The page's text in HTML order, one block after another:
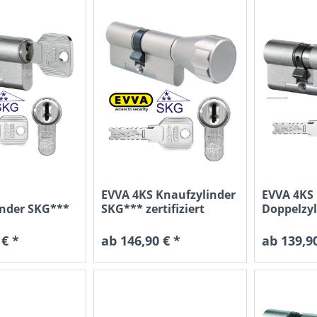
Variationsmöglichkeiten für Zylinderschließanlagen.
2, Verschlusssicherheitstklasse 6
SKG***
*
EVVA 4KS Knaufzylinder
SKG*** zertifiziert
ab 146,90 € *
EVVA 4KS
ab